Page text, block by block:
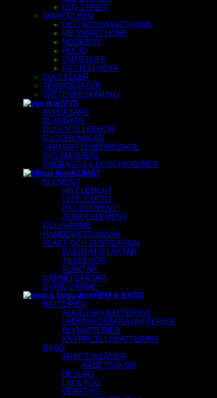
LED-STRIPS
SMARTA HEM
DELTACO SMART HOME
MB SMART HOME
NOOKBOX
PLEJD
SMARTLIFE
SYSTEM NEXA
SOLCELLER
TERMOSTATER
VATTENBESPARING
VVS
AVFUKTARE
BLANDARE
DUSCHTILLBEHÖR
DUSCHVÄGGAR
VARMVATTENBEREDARE
VVS-MATERIAL
ÅNGBASTU & DUSCHKABINER
KLIMAT
ELEMENT
MB ELEMENT
LVI ELEMENT
PAX ELEMENT
ZEBRA ELEMENT
GOLVVÄRME
HANDDUKSTORKAR
FLÄKT OCH VENTILATION
BADRUMSFLÄKTAR
TILLBEHÖR
FLÄKTAR
VÄRMEFLÄKTAR
ÖVRIG VÄRME
HEM & BYGG
BATTERIER
ALKALISKA BATTERIER
LADDNINGSBARA BATTERIER
BLYBATTERIER
KNAPPCELLSBATTERIER
BYGG
ARBETSKLÄDER
ARBETSSKOR
BESLAG
LIM & FOG
VERKTYG